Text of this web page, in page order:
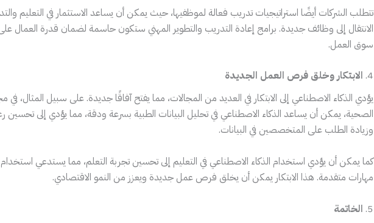
تتطلب الشركات أيضًا استراتيجيات تدريب فعالة لموظفيها، حيث يمكن أن يساعد الاستثمار في التعليم
الانتقال إلى وظائف جديدة. برامج إعادة التدريب والتطوير المهني ستكون حاسمة لضمان قدرة العمال
سوق العمل.
4. الابتكار وخلق فرص العمل الجديدة
يؤدي الذكاء الاصطناعي إلى الابتكار في العديد من المجالات، مما يفتح آفاقًا جديدة. على سبيل المثال، في
الصحية، يمكن أن يساعد الذكاء الاصطناعي في تحليل البيانات الطبية بسرعة ودقة، مما يؤدي إلى تحسين
وزيادة الطلب على المتخصصين في البيانات.
كما يمكن أن يؤدي استخدام الذكاء الاصطناعي في التعليم إلى تحسين تجربة التعلم، مما يستدعي
مهارات متقدمة. هذا الابتكار يمكن أن يخلق فرص عمل جديدة ويعزز من النمو الاقتصادي.
5. الخاتمة